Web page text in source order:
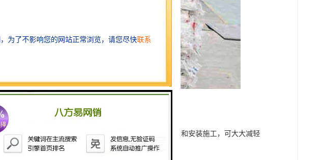
低于各类金属管，也小于PE等其他塑料材料，方便搬运和安装施工，可大大减轻